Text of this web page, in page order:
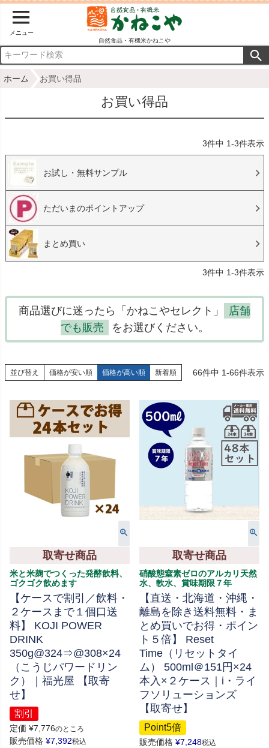
メニュー
自然食品・有機米かねこや
ホーム お買い得品
お買い得品
3件中 1-3件表示
お試し・無料サンプル
ただいまのポイントアップ
まとめ買い
3件中 1-3件表示
商品選びに迷ったら「かねこやセレクト」
店舗
でも販売
をお選びください。
並び替え 価格が安い順 価格が高い順 新着順 66件中 1-66件表示
取寄せ商品
米と米麹でつくった発酵飲料、
ゴクゴク飲めます
【ケースで割引／飲料・
２ケースまで１個口送
料】 KOJI POWER
DRINK
350g@324⇒@308×24
（こうじパワードリン
ク）｜福光屋 【取寄
せ】
割引
定価 ¥7,776のところ
販売価格 ¥7,392税込
取寄せ商品
硝酸態窒素ゼロのアルカリ天然
水、軟水、賞味期限７年
【直送・北海道・沖縄・
離島を除き送料無料・ま
とめ買いでお得・ポイン
ト５倍】 Reset
Time（リセットタイ
ム） 500ml＠151円×24
本入×２ケース｜i・ライ
フソリューションズ
【取寄せ】
Point5倍
販売価格 ¥7,248税込